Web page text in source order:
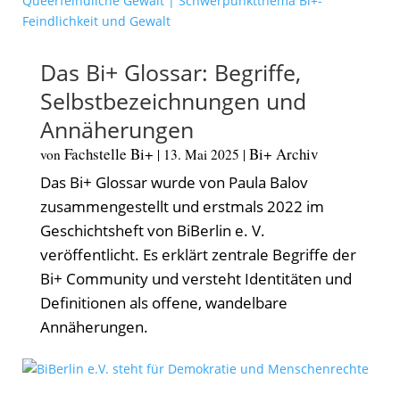
Das Bi+ Glossar: Begriffe,
Selbstbezeichnungen und
Annäherungen
von Fachstelle Bi+ | 13. Mai 2025 | Bi+ Archiv
Das Bi+ Glossar wurde von Paula Balov
zusammengestellt und erstmals 2022 im
Geschichtsheft von BiBerlin e. V.
veröffentlicht. Es erklärt zentrale Begriffe der
Bi+ Community und versteht Identitäten und
Definitionen als offene, wandelbare
Annäherungen.